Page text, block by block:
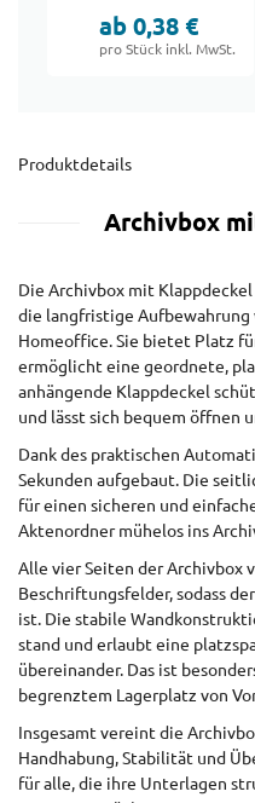
ab 0,38 €
pro Stück inkl. MwSt.
Produktdetails
Archivbox
Die Archivbox mit
die langfristige Aufbewahrung
Homeoffice. Sie bietet Platz
ermöglicht eine geordnete,
anhängende Klappdeckel
und lässt sich bequem öffnen
Dank des praktischen
Sekunden aufgebaut. Die
für einen sicheren und
Aktenordner mühelos ins
Alle vier Seiten der Archivbox
Beschriftungsfelder, sodass
ist. Die stabile
stand und erlaubt eine
übereinander. Das ist
begrenztem Lagerplatz von
Insgesamt vereint die
Handhabung, Stabilität und
für alle, die ihre Unterlagen